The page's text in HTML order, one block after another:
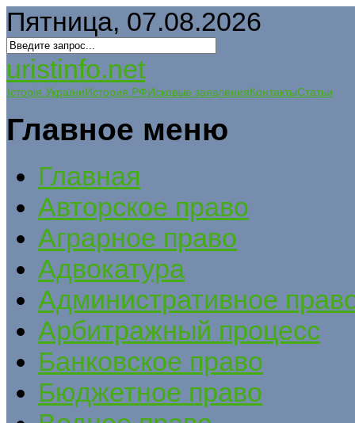
Пятница, 07.08.2026
uristinfo.net
Історія УкраїниИстория РФИсковые заявленияКонтактыСтатьи
Главное меню
Главная
Авторское право
Аграрное право
Адвокатура
Административное
Арбитражный процесс
Банковское право
Бюджетное право